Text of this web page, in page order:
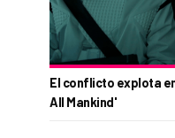
El conflicto explota
All Mankind'